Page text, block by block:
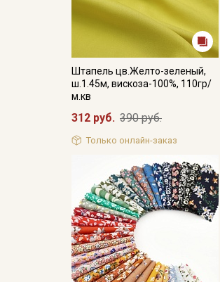
Штапель цв.Желто-зеленый,
ш.1.45м, вискоза-100%, 110гр/
м.кв
312 руб. 390 руб.
Только онлайн-заказ